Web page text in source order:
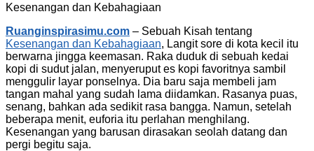
Kesenangan dan Kebahagiaan
Ruanginspirasimu.com – Sebuah Kisah tentang
Kesenangan dan Kebahagiaan, Langit sore di kota kecil itu
berwarna jingga keemasan. Raka duduk di sebuah kedai
kopi di sudut jalan, menyeruput es kopi favoritnya sambil
menggulir layar ponselnya. Dia baru saja membeli jam
tangan mahal yang sudah lama diidamkan. Rasanya puas,
senang, bahkan ada sedikit rasa bangga. Namun, setelah
beberapa menit, euforia itu perlahan menghilang.
Kesenangan yang barusan dirasakan seolah datang dan
pergi begitu saja.